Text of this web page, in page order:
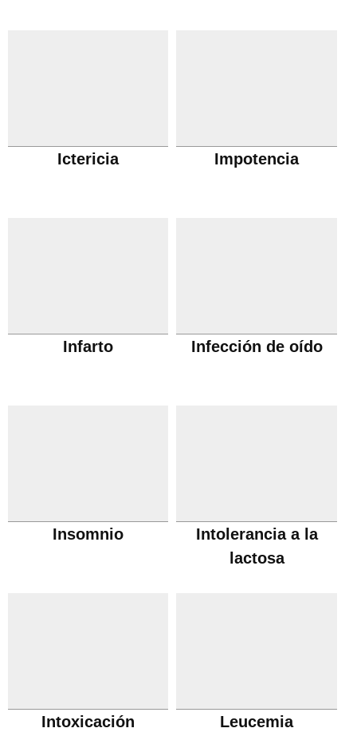
Ictericia Impotencia
Infarto Infección de oído
Insomnio
Intolerancia a la
lactosa
Intoxicación Leucemia